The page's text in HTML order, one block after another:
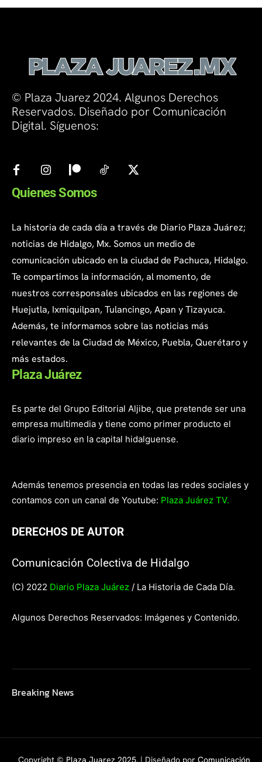
© Plaza Juarez 2024. Algunos Derechos
Reservados. Diseñado por Comunicación
Digital. Síguenos:
Quienes Somos
La historia de cada día a través de Diario Plaza Juárez;
noticias de Hidalgo, Mx. Somos un medio de
comunicación ubicado en la ciudad de Pachuca, Hidalgo.
Te compartimos la información, al momento, de
nuestros corresponsales ubicados en las regiones de
Huejutla, Ixmiquilpan, Tulancingo, Apan y Tizayuca.
Además, te informamos sobre las noticias más
relevantes de la Ciudad de México, Puebla, Querétaro y
más estados.
Plaza Juárez
Es parte del Grupo Editorial Aljibe, que pretende ser una
empresa multimedia y tiene como primer producto el
diario impreso en la capital hidalguense.
Además tenemos presencia en todas las redes sociales y
contamos con un canal de Youtube: Plaza Juárez TV.
DERECHOS DE AUTOR
Comunicación Colectiva de Hidalgo
(C) 2022 Diario Plaza Juárez / La Historia de Cada Día.
Algunos Derechos Reservados: Imágenes y Contenido.
Breaking News
Copyright © Plaza Juarez 2025. | Diseñado por Comunicación